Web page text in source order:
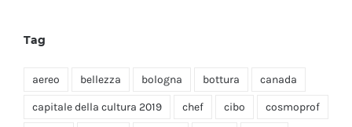
Tag
aereo bellezza bologna bottura canada
capitale della cultura 2019 chef cibo cosmoprof